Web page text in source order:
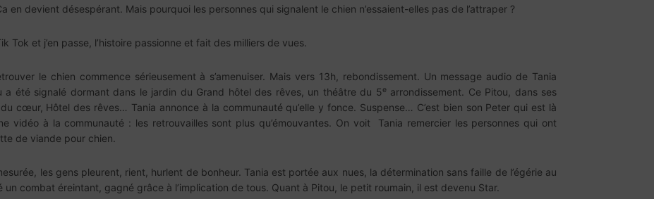
en devient désespérant. Mais pourquoi les personnes qui signalent le chien n’essaient-elles pas de l’attraper ?
Tok et j’en passe, l’histoire passionne et fait des milliers de vues.
le chien commence sérieusement à s’amenuiser. Mais vers 13h, rebondissement. Un message audio de Tania
a été signalé dormant dans le jardin du Grand hôtel des rêves, un théâtre du 5earrondissement. Ce Pitou, dans ses
cœur, Hôtel des rêves… Tania annonce à la communauté qu’elle y fonce. Suspense… C’est bien son Peter qui est là
vidéo à la communauté : les retrouvailles sont plus qu’émouvantes. On voit Tania remercier les personnes qui ont
de viande pour chien.
les gens pleurent, rient, hurlent de bonheur. Tania est portée aux nues, la détermination sans faille de l’égérie au
combat éreintant, gagné grâce à l’implication de tous. Quant à Pitou, le petit roumain, il est devenu Star.